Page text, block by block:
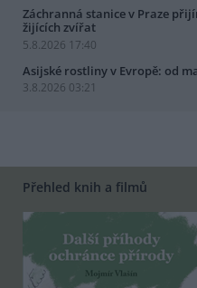
Záchranná stanice v Praze
žijících zvířat
5.8.2026 17:40
Asijské rostliny v Evropě: od
3.8.2026 03:21
Přehled knih a filmů